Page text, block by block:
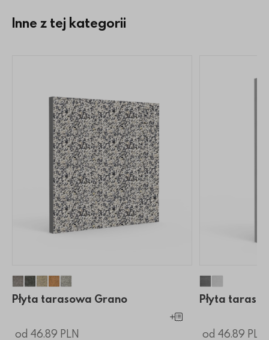
Inne z tej kategorii
Płyta tarasowa Grano
Płyta tarasowa Grano
Płyta tarasowa Grano
Płyta tarasowa Grano
Płyta tarasowa Grano
Płyta tarasowa Grano
od 46.89 PLN
Dodaj do koszyka
Płyta
Płyta
Płyta
od 46.89 PLN